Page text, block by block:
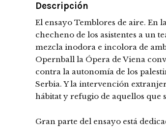
Descripción
El ensayo Temblores de aire. En
checheno de los asistentes a un
mezcla inodora e incolora de
Opernball la Ópera de Viena
contra la autonomía de los
Serbia. Y la intervención
hábitat y refugio de aquellos que
Gran parte del ensayo está